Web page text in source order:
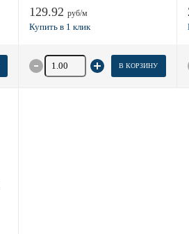
129.92 руб/м
Количество товара В КОРЗИНУ